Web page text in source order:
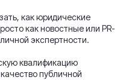
как юридические
как новостные или PR-
экспертности.
квалификацию
публичной